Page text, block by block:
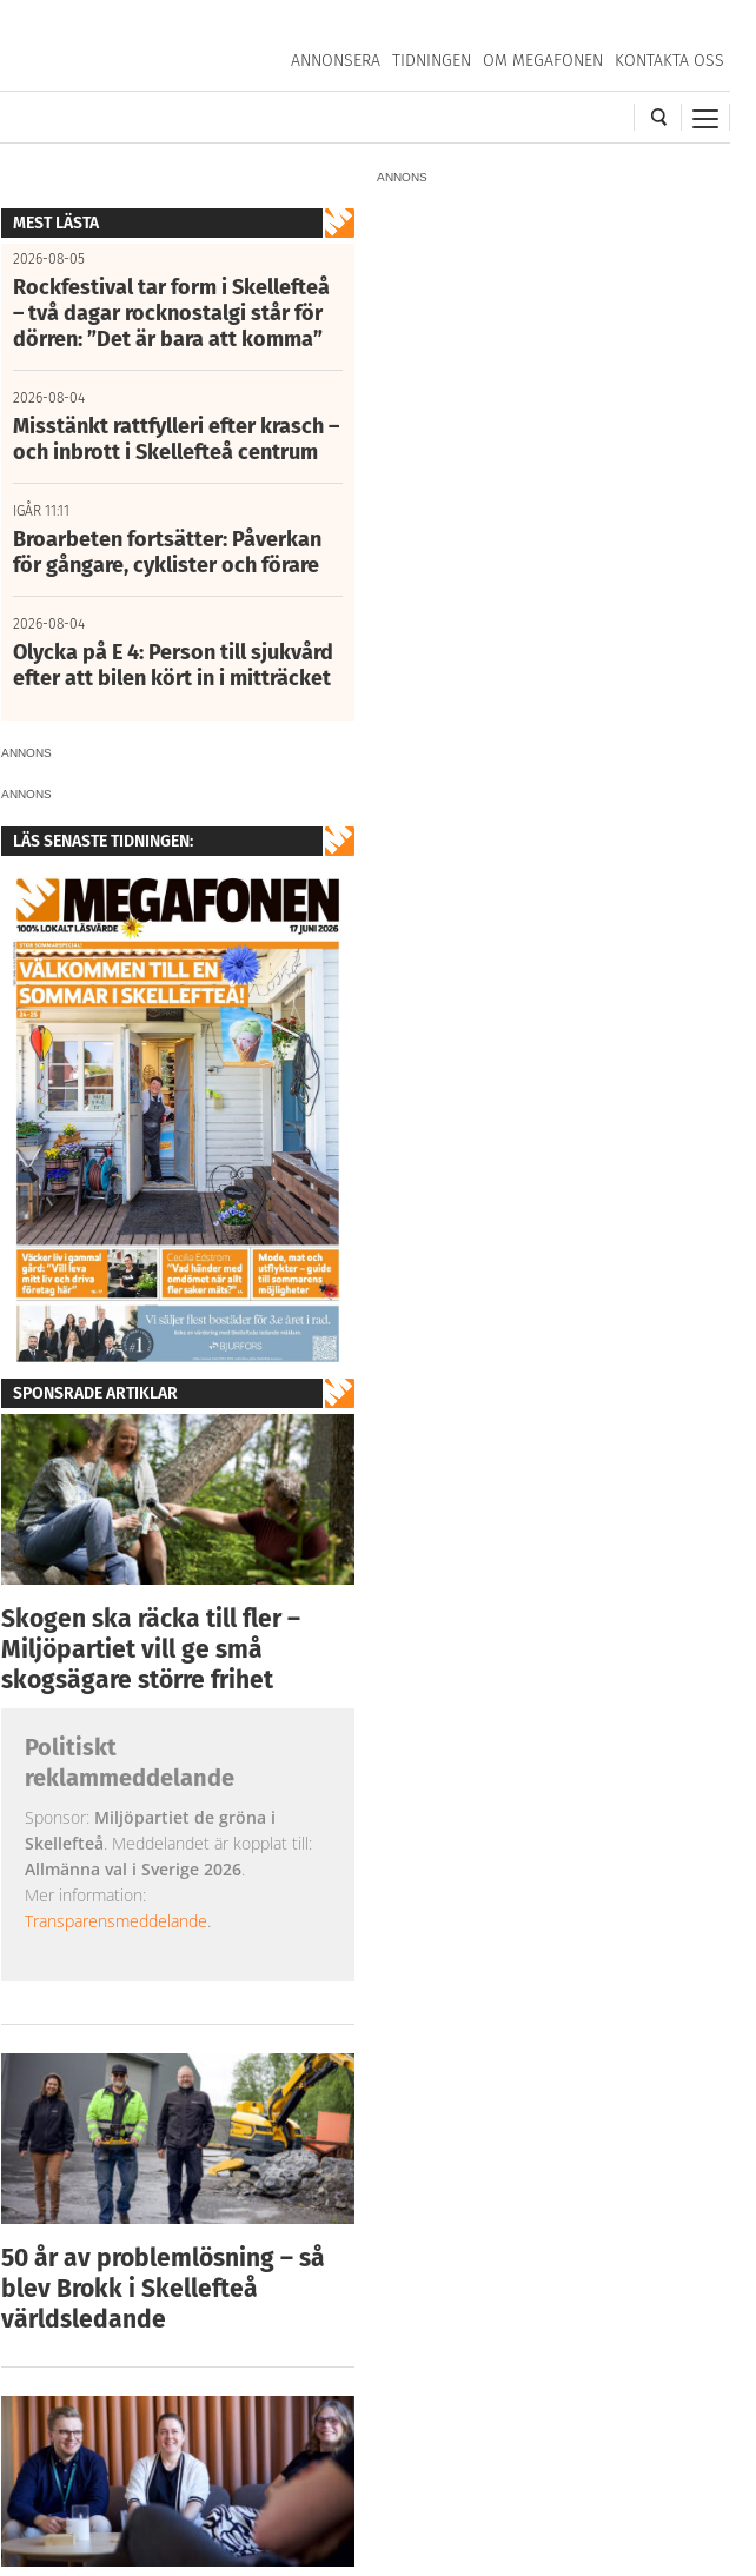
ANNONSERA TIDNINGEN OM MEGAFONEN KONTAKTA OSS
ANNONS
MEST LÄSTA
2026-08-05
Rockfestival tar form i Skellefteå
– två dagar rocknostalgi står för
dörren: ”Det är bara att komma”
2026-08-04
Misstänkt rattfylleri efter krasch –
och inbrott i Skellefteå centrum
IGÅR 11:11
Broarbeten fortsätter: Påverkan
för gångare, cyklister och förare
2026-08-04
Olycka på E 4: Person till sjukvård
efter att bilen kört in i mitträcket
ANNONS
ANNONS
LÄS SENASTE TIDNINGEN:
SPONSRADE ARTIKLAR
Skogen ska räcka till fler –
Miljöpartiet vill ge små
skogsägare större frihet
Politiskt
reklammeddelande
Sponsor: Miljöpartiet de gröna i
Skellefteå. Meddelandet är kopplat till:
Allmänna val i Sverige 2026.
Mer information:
Transparensmeddelande.
50 år av problemlösning – så
blev Brokk i Skellefteå
världsledande